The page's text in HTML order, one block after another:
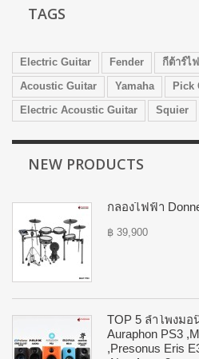
฿ 12,500
All new products
James Tyler
Get to Know
Is This Brand So
James Tyler is a high-end electric
founded in 1972 in San Fernando,
among professional guitarists...
JAMES TYLER
There is 1 product.
Sort by
Compare ( 0)